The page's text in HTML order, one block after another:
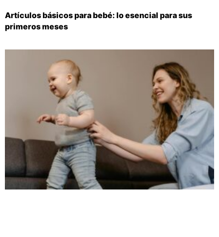
Artículos básicos para bebé: lo esencial para sus
primeros meses